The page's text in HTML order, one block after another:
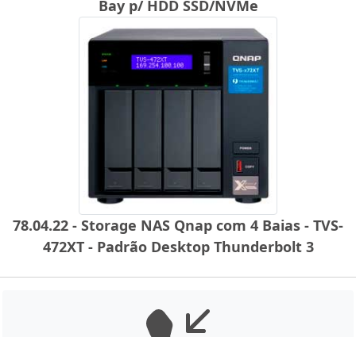
Bay p/ HDD SSD/NVMe
78.04.22 - Storage NAS Qnap com 4 Baias - TVS-
472XT - Padrão Desktop Thunderbolt 3